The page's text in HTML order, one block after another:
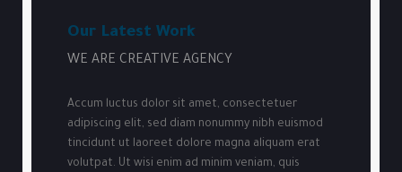
Our Latest Work
WE ARE CREATIVE AGENCY
Accum luctus dolor sit amet, consectetuer
adipiscing elit, sed diam nonummy nibh euismod
tincidunt ut laoreet dolore magna aliquam erat
volutpat. Ut wisi enim ad minim veniam, quis